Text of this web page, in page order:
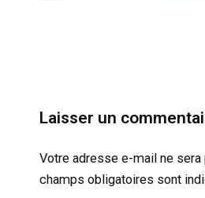
Laisser un
Votre adresse e-mail ne sera
champs obligatoires sont